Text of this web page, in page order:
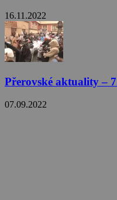
16.11.2022
Přerovské aktuality –
07.09.2022